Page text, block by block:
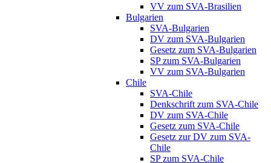
VV zum SVA-Brasilien
Bulgarien
SVA-Bulgarien
DV zum SVA-Bulgarien
Gesetz zum SVA-Bulgarien
SP zum SVA-Bulgarien
VV zum SVA-Bulgarien
Chile
SVA-Chile
Denkschrift zum SVA-Chile
DV zum SVA-Chile
Gesetz zum SVA-Chile
Gesetz zur DV zum SVA-
Chile
SP zum SVA-Chile